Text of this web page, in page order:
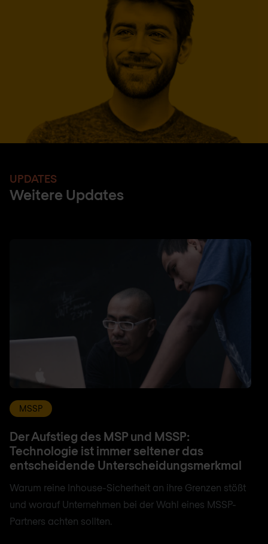
UPDATES
Weitere Updates
MSSP
Der Aufstieg des MSP und MSSP:
Technologie ist immer seltener das
entscheidende Unterscheidungsmerkmal
Warum reine Inhouse-Sicherheit an ihre Grenzen stößt
und worauf Unternehmen bei der Wahl eines MSSP-
Partners achten sollten.